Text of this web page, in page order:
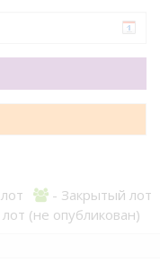
- Закрытый лот
(не опубликован)